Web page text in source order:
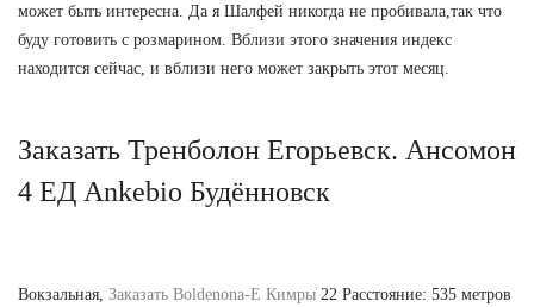
может быть интересна. Да я Шалфей никогда не пробивала,так что
буду готовить с розмарином. Вблизи этого значения индекс
находится сейчас, и вблизи него может закрыть этот месяц.
Заказать Тренболон Егорьевск. Ансомон
4 ЕД Ankebio Будённовск
Вокзальная, Заказать Boldenona-E Кимры 22 Расстояние: 535 метров